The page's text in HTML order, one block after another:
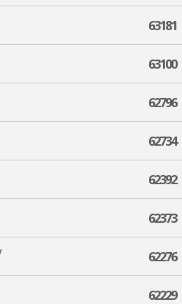
63181
63100
62796
62734
62392
62373
62276
62229